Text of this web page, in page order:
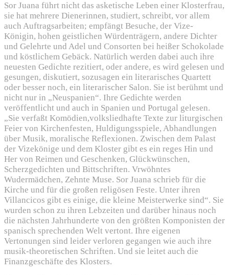
Sor Juana führt nicht das asketische Leben einer Klosterfrau,
sie hat mehrere Dienerinnen, studiert, schreibt, vor allem
auch Auftragsarbeiten; empfängt Besuche, der Vize-
Königin, hohen geistlichen Würdenträgern, andere Dichter
und Gelehrte und Adel und Consorten bei heißer Schokolade
und köstlichem Gebäck. Natürlich werden dabei auch ihre
neuesten Gedichte rezitiert, oder andere, es wird gelesen und
gesungen, diskutiert, sozusagen ein literarisches Quartett
oder besser noch, ein literarischer Salon. Sie ist berühmt und
nicht nur in „Neuspanien“. Ihre Gedichte werden
veröffentlicht und auch in Spanien und Portugal gelesen.
„Sie verfaßt Komödien,volksliedhafte Texte zur liturgischen
Feier von Kirchenfesten, Huldigungsspiele, Abhandlungen
über Musik, moralische Reflexionen. Zwischen dem Palast
der Vizekönige und dem Kloster gibt es ein reges Hin und
Her von Reimen und Geschenken, Glückwünschen,
Scherzgedichten und Bittschriften. Vrwöhntes
Wudermädchen, Zehnte Muse. Sor Juana schrieb für die
Kirche und für die großen religösen Feste. Unter ihren
Villancicos gibt es einige, die kleine Meisterwerke sind“. Sie
wurden schon zu ihren Lebzeiten und darüber hinaus noch
die nächsten Jahrhunderte von den größten Komponisten der
spanisch sprechenden Welt vertont. Ihre eigenen
Vertonungen sind leider verloren gegangen wie auch ihre
musik-theoretischen Schriften. Und sie leitet auch die
Finanzgeschäfte des Klosters.